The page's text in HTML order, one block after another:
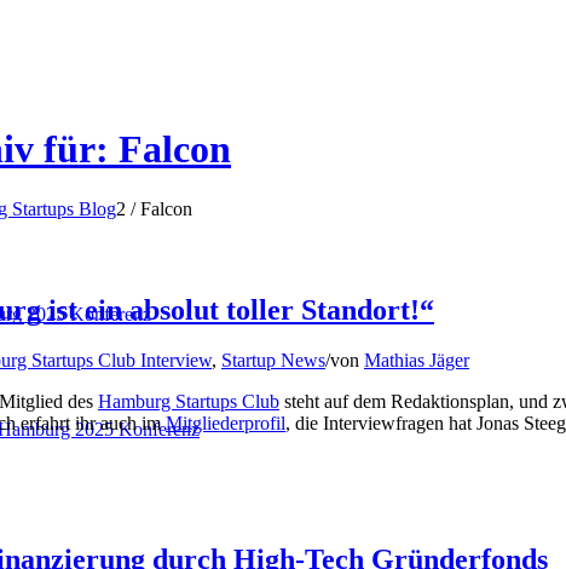
2025 Konferenz
2025 Konferenz
für: Falcon
Startups Blog2 / Falcon
ist ein absolut toller Standort!“
Startups Club Interview, Startup News/von Mathias Jäger
des Hamburg Startups Club steht auf dem Redaktionsplan, und
erfahrt ihr auch imMitgliederprofil, die Interviewfragen hat Jonas
durch High-Tech Gründerfonds